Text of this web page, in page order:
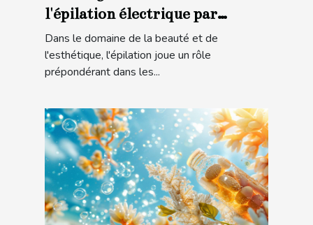
l'épilation électrique par
électrolyse
Dans le domaine de la beauté et de
l'esthétique, l'épilation joue un rôle
prépondérant dans les...